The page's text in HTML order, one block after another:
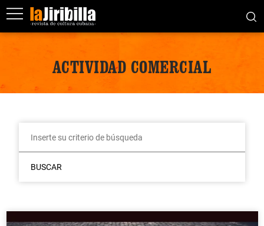
ACTIVIDAD COMERCIAL
BUSCAR